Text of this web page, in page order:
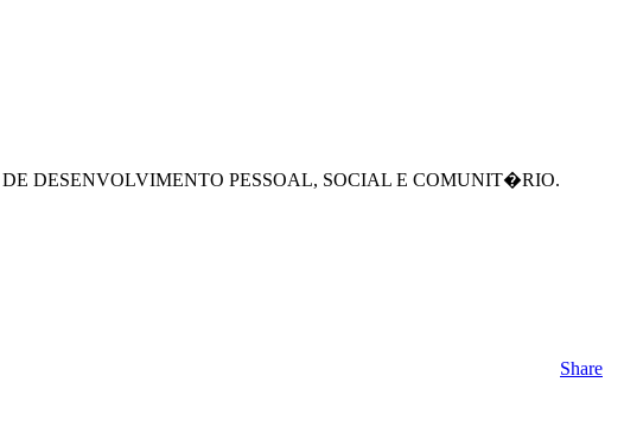
DE DESENVOLVIMENTO PESSOAL, SOCIAL E COMUNIT�RIO.
Share